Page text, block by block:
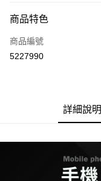
信用卡一次付款
超商取貨付款
商品特色
商品編號
5227990
詳細說明